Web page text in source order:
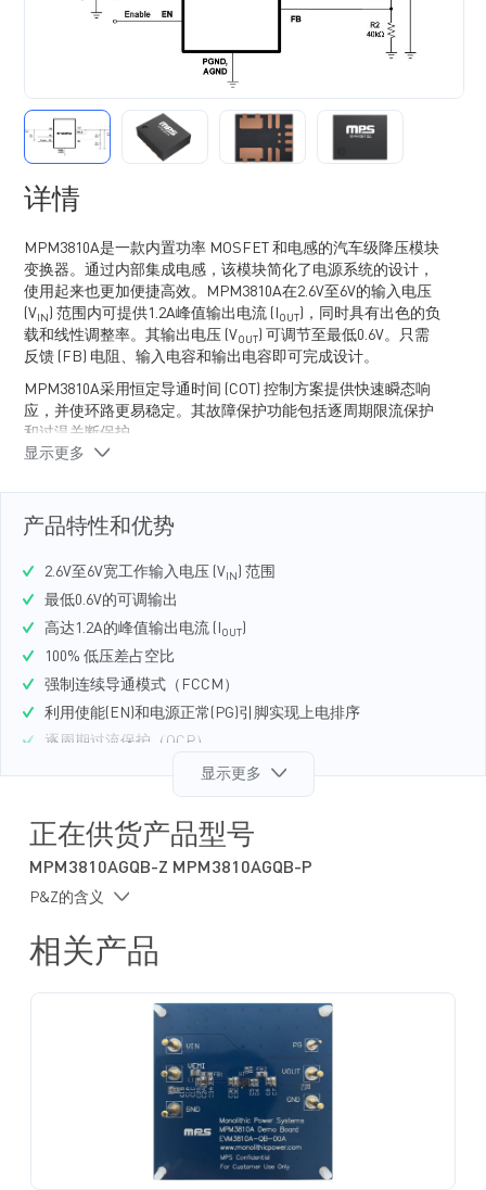
详情
MPM3810A是一款内置功率 MOSFET 和电感的汽车级降压模块
变换器。通过内部集成电感，该模块简化了电源系统的设计，
使用起来也更加便捷高效。MPM3810A在2.6V至6V的输入电压
(V IN ) 范围内可提供1.2A峰值输出电流 (I OUT)，同时具有出色的负
载和线性调整率。其输出电压 (V OUT) 可调节至最低0.6V。只需
反馈 (FB) 电阻、输入电容和输出电容即可完成设计。
MPM3810A采用恒定导通时间 (COT) 控制方案提供快速瞬态响
应，并使环路更易稳定。其故障保护功能包括逐周期限流保护
和过温关断保护。
MPM3810A采用表面贴装的小尺寸QFN-12
显示更多
产品特性和优势
2.6V至6V宽工作输入电压 (V IN ) 范围
最低0.6V的可调输出
高达1.2A的峰值输出电流 (I
OUT)
100% 低压差占空比
强制连续导通模式（FCCM）
利用使能(EN)和电源正常(PG)引脚实现上电排序
逐周期过流保护（OCP）
具有打嗝模式的短路保护 (SCP)
仅需四个外部元件：陶瓷电容和反馈 (FB) 分压电阻
采用QFN-12（ 2.5mmx3mmx0.9mm ）封装
显示更多
正在供货产品型号
MPM3810AGQB-Z MPM3810AGQB-P
P&Z的含义
相关产品